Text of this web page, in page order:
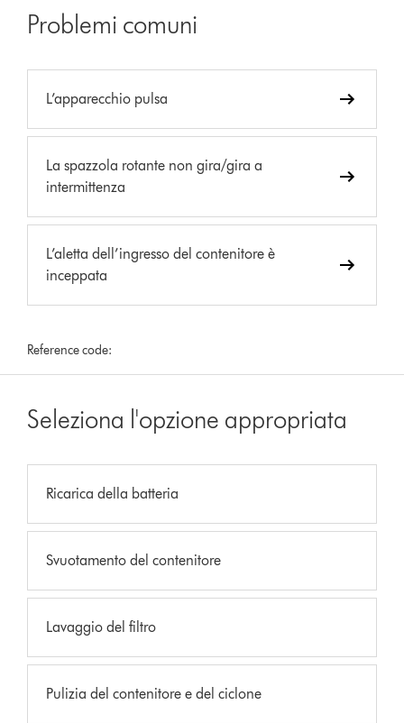
Problemi comuni
L’apparecchio pulsa
La spazzola rotante non gira/gira a
intermittenza
L’aletta dell’ingresso del contenitore è
inceppata
Reference code:
Seleziona l'opzione appropriata
Ricarica della batteria
Svuotamento del contenitore
Lavaggio del filtro
Pulizia del contenitore e del ciclone